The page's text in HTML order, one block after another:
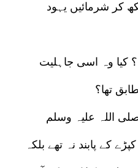
کر شرمائیں یہود
تھا؟
اللہ علیہ وسلم
کے پابند نہ تھے بلکہ